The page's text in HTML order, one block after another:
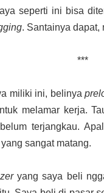
seperti ini bisa
. Santainya dapat,
***
miliki ini, belinya
melamar kerja.
belum terjangkau.
sangat matang.
yang saya beli